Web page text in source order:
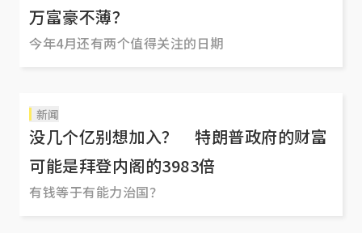
万富豪不薄？
今年4月还有两个值得关注的日期
新闻
没几个亿别想加入？ 特朗普政府的财富
可能是拜登内阁的3983倍
有钱等于有能力治国？